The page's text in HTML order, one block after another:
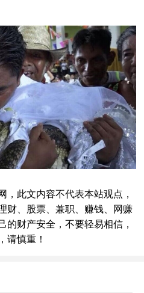
，此文内容不代表本站观点，
财、股票、兼职、赚钱、网赚
的财产安全，不要轻易相信，
请慎重！